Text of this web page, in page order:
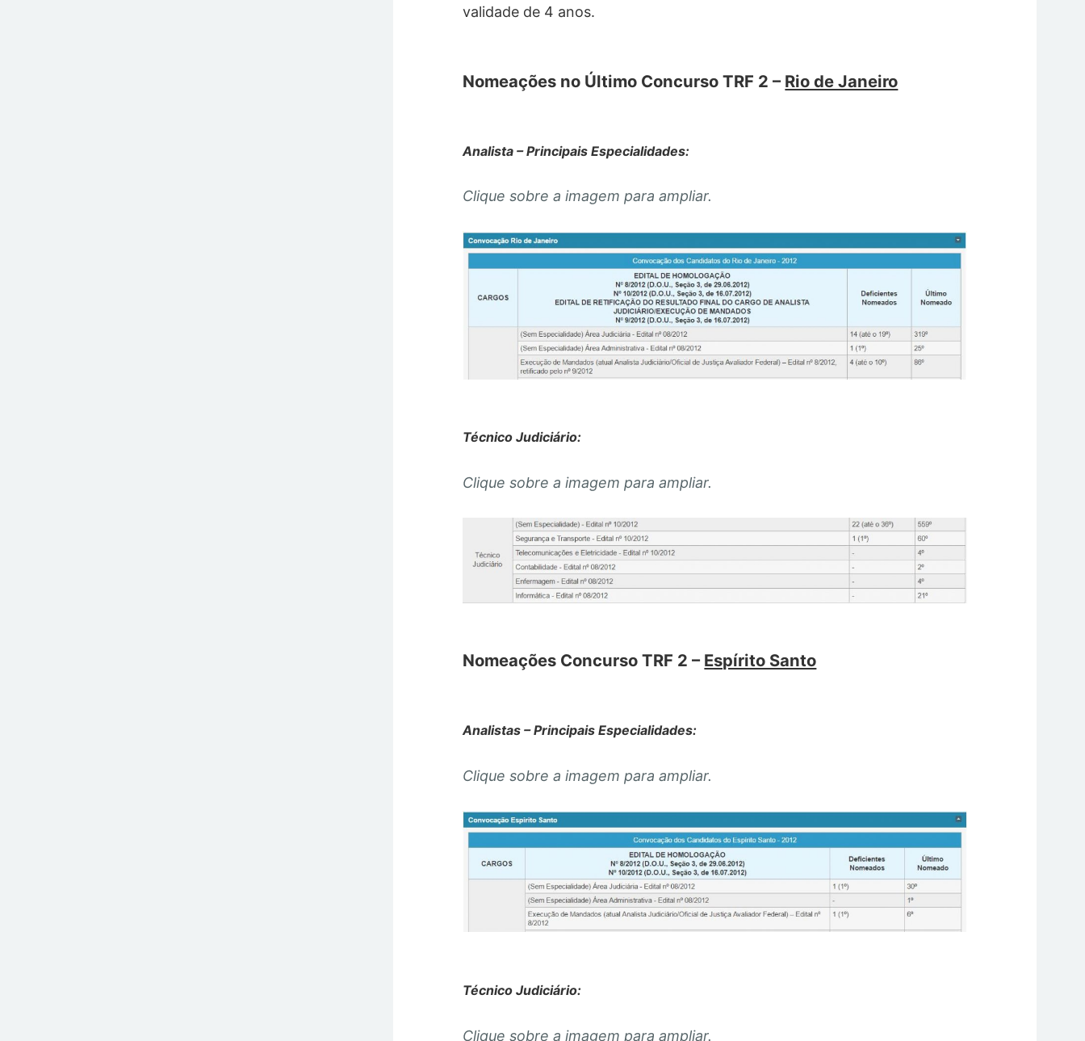
validade de 4 anos.
Nomeações no Último Concurso TRF 2 – Rio de Janeiro
Analista – Principais Especialidades:
Clique sobre a imagem para ampliar.
Técnico Judiciário:
Clique sobre a imagem para ampliar.
Nomeações Concurso TRF 2 – Espírito Santo
Analistas – Principais Especialidades:
Clique sobre a imagem para ampliar.
Técnico Judiciário:
Clique sobre a imagem para ampliar.